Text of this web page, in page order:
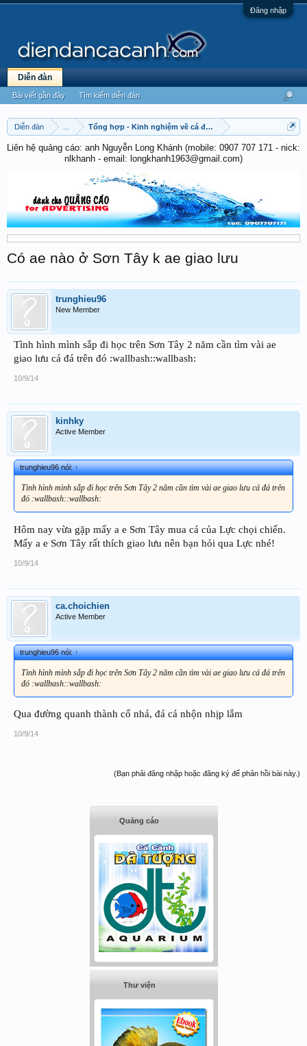
Đăng nhập
Diễn đàn Tổng hợp - Kinh nghiệm về cá đá - cá chọi
Liên hệ quảng cáo: anh Nguyễn Long Khánh (mobile: 0907 707 171 - nick:
nlkhanh - email: longkhanh1963@gmail.com)
Có ae nào ở Sơn Tây k ae giao lưu
trunghieu96
New Member
Tình hình mình sắp đi học trên Sơn Tây 2 năm cần tìm vài ae
giao lưu cá đá trên đó :wallbash::wallbash:
10/9/14
kinhky
Active Member
trunghieu96 nói:↑
Tình hình mình sắp đi học trên Sơn Tây 2 năm cần tìm vài ae giao lưu cá đá trên
đó :wallbash::wallbash:
Hôm nay vừa gặp mấy a e Sơn Tây mua cá của Lực chọi chiến.
Mấy a e Sơn Tây rất thích giao lưu nên bạn hỏi qua Lực nhé!
10/9/14
ca.choichien
Active Member
trunghieu96 nói:↑
Tình hình mình sắp đi học trên Sơn Tây 2 năm cần tìm vài ae giao lưu cá đá trên
đó :wallbash::wallbash:
Qua đường quanh thành cổ nhá, đá cá nhộn nhịp lắm
10/9/14
(Bạn phải đăng nhập hoặc đăng ký để phản hồi bài này.)
Quảng cáo
Thư viện
Diễn đàn
Bài viết gần đây Tìm kiếm diễn đàn